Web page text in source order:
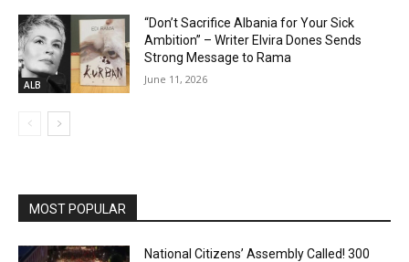
ALB
“Don’t Sacrifice Albania for Your Sick
Ambition” – Writer Elvira Dones Sends
Strong Message to Rama
June 11, 2026
MOST POPULAR
National Citizens’ Assembly Called! 300